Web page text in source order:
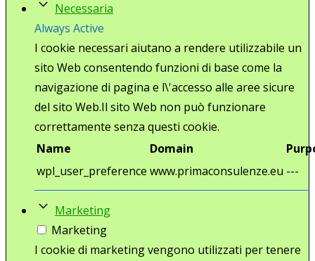
Necessaria
Always Active
I cookie necessari aiutano a rendere utilizzabile un
sito Web consentendo funzioni di base come la
navigazione di pagina e l\'accesso alle aree sicure
del sito Web.Il sito Web non può funzionare
correttamente senza questi cookie.
Name
Domain
wpl_user_preference www.primaconsulenze.eu ---
Marketing
Marketing
I cookie di marketing vengono utilizzati per tenere